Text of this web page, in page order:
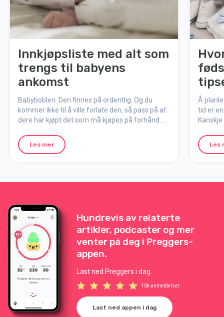
Innkjøpsliste med alt som
trengs til babyens
ankomst
Babyboblen. Den finnes på ordentlig. Og du
kommer ikke til å ville forlate den, så pass på at
dere har kjøpt det som må kjøpes på forhånd.
trengs med en nyfødt baby hjemme.
Les mer
Å
tid er
riktig.
og å
Les
Hundrevis av relaterte
artikler, podcaster og mer
venter på deg i Preggers-
appen.
Last ned Preggers i dag.
10k anmeldelser
Last ned appen i dag